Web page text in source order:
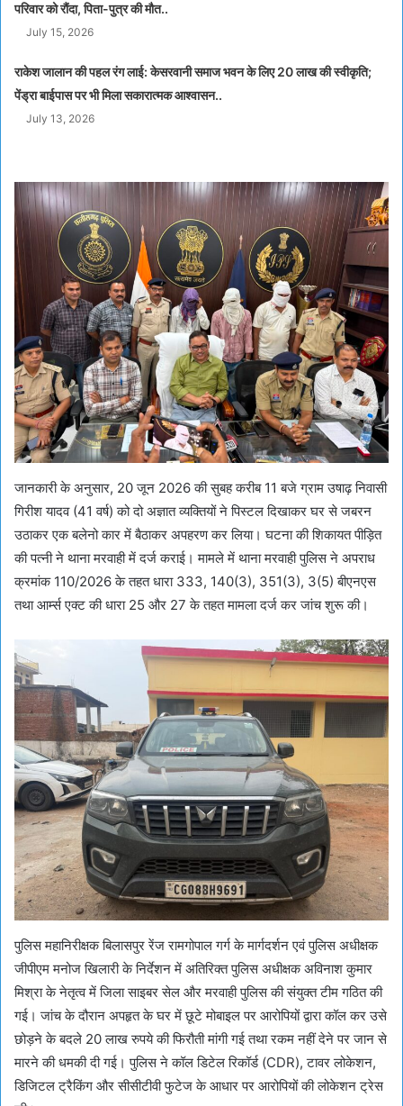
परिवार को रौंदा, पिता-पुत्र की मौत..
July 15, 2026
राकेश जालान की पहल रंग लाई: केसरवानी समाज भवन के लिए 20 लाख की स्वीकृति;
पेंड्रा बाईपास पर भी मिला सकारात्मक आश्वासन..
July 13, 2026
जानकारी के अनुसार, 20 जून 2026 की सुबह करीब 11 बजे ग्राम उषाढ़ निवासी
गिरीश यादव (41 वर्ष) को दो अज्ञात व्यक्तियों ने पिस्टल दिखाकर घर से जबरन
उठाकर एक बलेनो कार में बैठाकर अपहरण कर लिया। घटना की शिकायत पीड़ित
की पत्नी ने थाना मरवाही में दर्ज कराई। मामले में थाना मरवाही पुलिस ने अपराध
क्रमांक 110/2026 के तहत धारा 333, 140(3), 351(3), 3(5) बीएनएस
तथा आर्म्स एक्ट की धारा 25 और 27 के तहत मामला दर्ज कर जांच शुरू की।
पुलिस महानिरीक्षक बिलासपुर रेंज रामगोपाल गर्ग के मार्गदर्शन एवं पुलिस अधीक्षक
जीपीएम मनोज खिलारी के निर्देशन में अतिरिक्त पुलिस अधीक्षक अविनाश कुमार
मिश्रा के नेतृत्व में जिला साइबर सेल और मरवाही पुलिस की संयुक्त टीम गठित की
गई। जांच के दौरान अपहृत के घर में छूटे मोबाइल पर आरोपियों द्वारा कॉल कर उसे
छोड़ने के बदले 20 लाख रुपये की फिरौती मांगी गई तथा रकम नहीं देने पर जान से
मारने की धमकी दी गई। पुलिस ने कॉल डिटेल रिकॉर्ड (CDR), टावर लोकेशन,
डिजिटल ट्रैकिंग और सीसीटीवी फुटेज के आधार पर आरोपियों की लोकेशन ट्रेस